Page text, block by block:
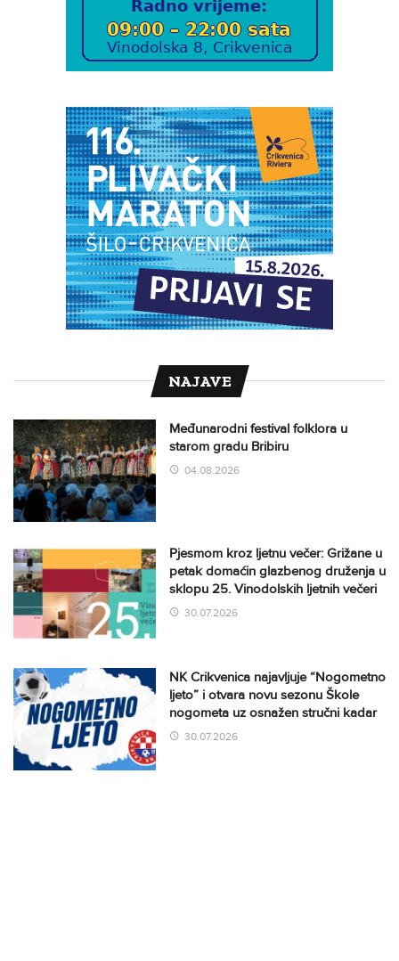
NAJAVE
Međunarodni festival folklora u
starom gradu Bribiru
04.08.2026
Pjesmom kroz ljetnu večer: Grižane u
petak domaćin glazbenog druženja u
sklopu 25. Vinodolskih ljetnih večeri
30.07.2026
NK Crikvenica najavljuje “Nogometno
ljeto” i otvara novu sezonu Škole
nogometa uz osnažen stručni kadar
30.07.2026